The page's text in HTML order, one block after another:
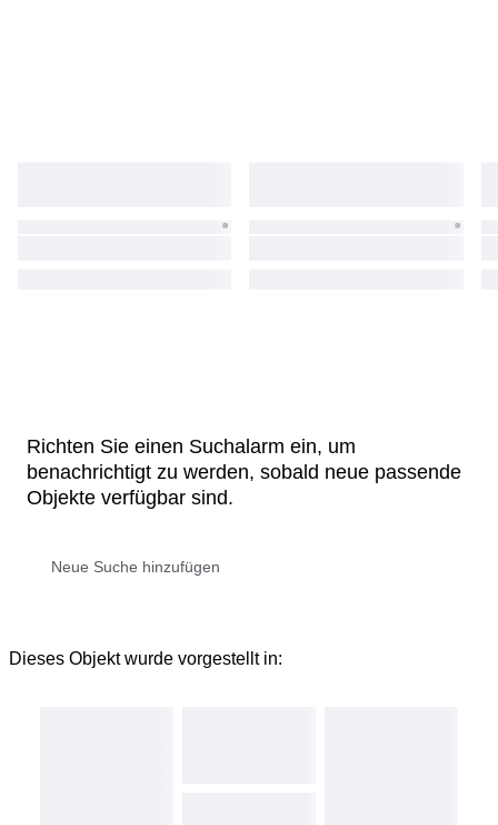
Richten Sie einen Suchalarm ein, um
benachrichtigt zu werden, sobald neue passende
Objekte verfügbar sind.
Dieses Objekt wurde vorgestellt in: